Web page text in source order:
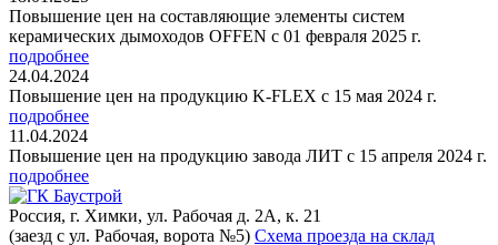
Повышение цен на составляющие элементы систем
керамических дымоходов OFFEN с 01 февраля 2025 г.
подробнее
24.04.2024
Повышение цен на продукцию K-FLEX с 15 мая 2024 г.
подробнее
11.04.2024
Повышение цен на продукцию завода ЛИТ с 15 апреля 2024 г.
подробнее
Россия, г. Химки, ул. Рабочая д. 2А, к. 21
(заезд с ул. Рабочая, ворота №5) Схема проезда на склад